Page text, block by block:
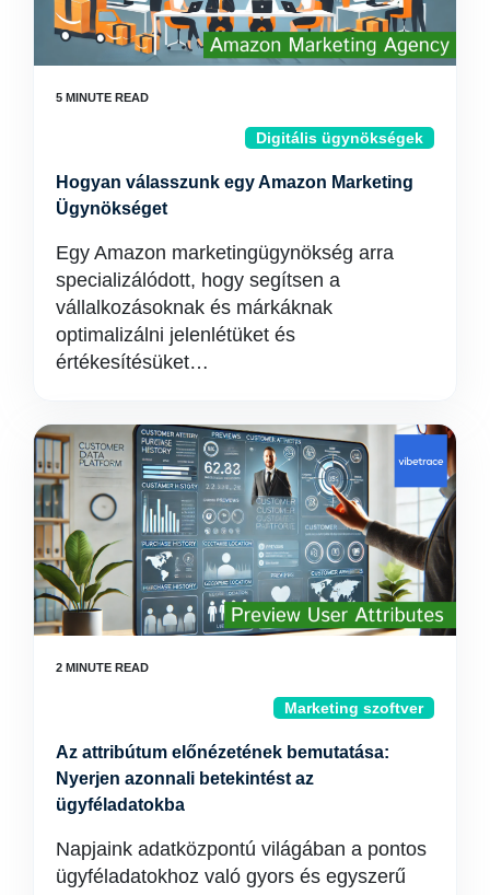
Digitális ügynökségek
Hogyan válasszunk egy Amazon Marketing
Ügynökséget
Egy Amazon marketingügynökség arra
specializálódott, hogy segítsen a
vállalkozásoknak és márkáknak
optimalizálni jelenlétüket és
értékesítésüket…
Marketing szoftver
Az attribútum előnézetének bemutatása:
Nyerjen azonnali betekintést az
ügyféladatokba
Napjaink adatközpontú világában a pontos
ügyféladatokhoz való gyors és egyszerű